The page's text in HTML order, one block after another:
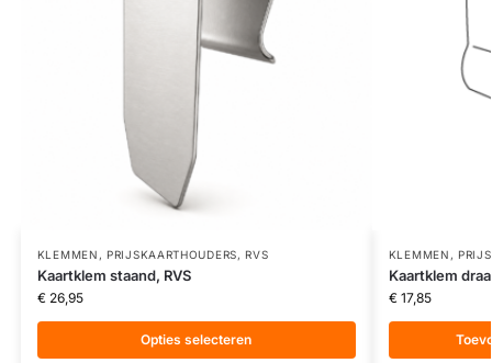
KLEMMEN , PRIJSKAARTHOUDERS, RVS
Kaartklem staand, RVS
€26,95
Opties selecteren
KLEMMEN ,
Kaartklem
€17,85